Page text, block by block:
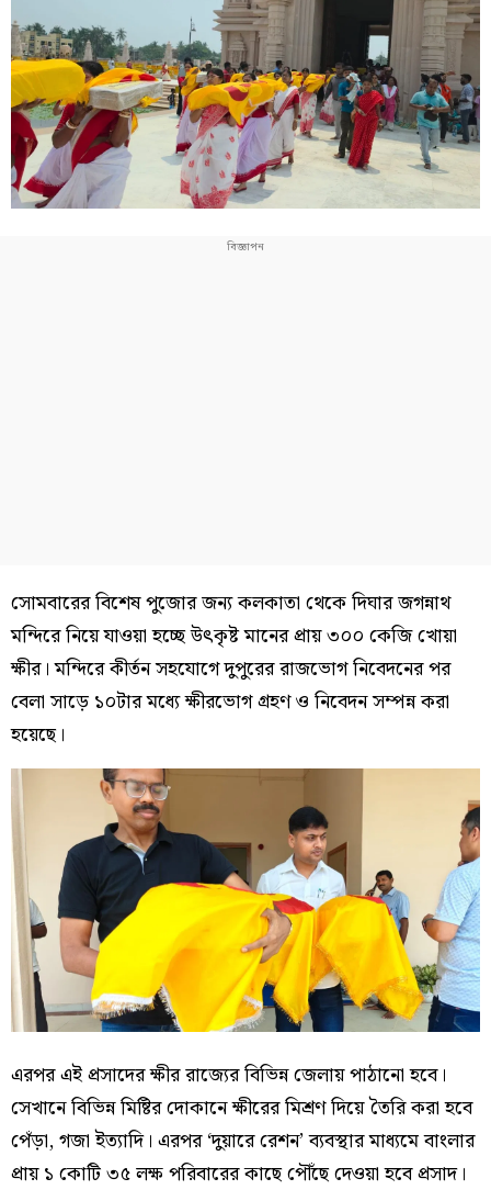
সোমবারের বিশেষ পুজোর জন্য কলকাতা থেকে দিঘার জগন্নাথ
মন্দিরে নিয়ে যাওয়া হচ্ছে উৎকৃষ্ট মানের প্রায় ৩০০ কেজি খোয়া
ক্ষীর। মন্দিরে কীর্তন সহযোগে দুপুরের রাজভোগ নিবেদনের পর
বেলা সাড়ে ১০টার মধ্যে ক্ষীরভোগ গ্রহণ ও নিবেদন সম্পন্ন করা
হয়েছে।
এরপর এই প্রসাদের ক্ষীর রাজ্যের বিভিন্ন জেলায় পাঠানো হবে।
সেখানে বিভিন্ন মিষ্টির দোকানে ক্ষীরের মিশ্রণ দিয়ে তৈরি করা হবে
পেঁড়া, গজা ইত্যাদি। এরপর ‘দুয়ারে রেশন’ ব্যবস্থার মাধ্যমে বাংলার
প্রায় ১ কোটি ৩৫ লক্ষ পরিবারের কাছে পৌঁছে দেওয়া হবে প্রসাদ।